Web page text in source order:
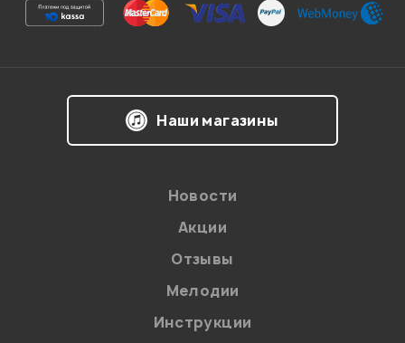
согласиена обработку персональных данных в
соответствии сПолитикой в отношении обработки
персональных данных.
Наши магазины
Новости
Акции
Отзывы
Мелодии
Инструкции